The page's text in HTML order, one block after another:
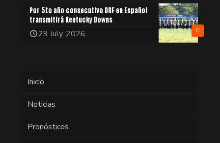
0
Por 5to año consecutivo DRF en Español
transmitirá Kentucky Downs
29 July, 2026
Inicio
Noticias
Pronósticos